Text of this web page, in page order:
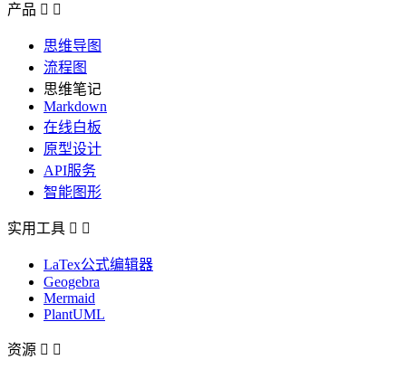
产品  
思维导图
流程图
思维笔记
Markdown
在线白板
原型设计
API服务
智能图形
实用工具  
LaTex公式编辑器
Geogebra
Mermaid
PlantUML
资源  